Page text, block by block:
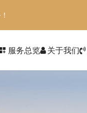
dashboard_customize 服务总览 关于我们